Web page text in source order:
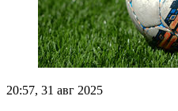
20:57, 31 авг 2025